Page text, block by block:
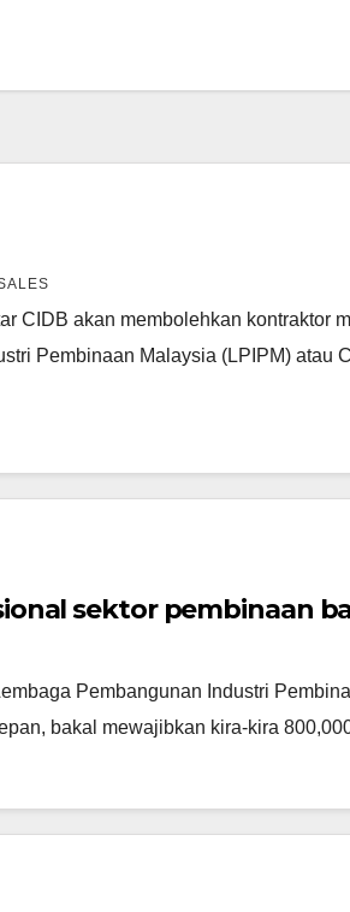
CIDB akan membolehkan kontraktor
Pembinaan Malaysia (LPIPM) atau
sektor pembinaan
Pembangunan Industri
bakal mewajibkan kira-kira